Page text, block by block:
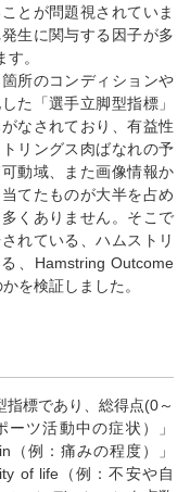
とが問題視されていま
生に関与する因子が多
。
所のコンディションや
た「選手立脚型指標」
なされており、有益性
リングス肉ばなれの予
動域、また画像情報か
てたものが大半を占め
くありません。そこで
れている、ハムストリ
、Hamstring Outcome
を検証しました。
標であり、総得点(0～
ツ活動中の症状）」
（例：痛みの程度）」
of life（例：不安や自